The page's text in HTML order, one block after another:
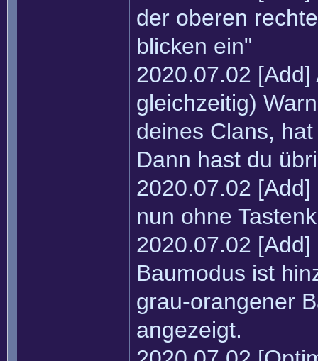
der oberen
blicken ein"
2020.07.02
gleichzeitig)
deines Clans,
Dann hast du
2020.07.02
nun ohne
2020.07.02
Baumodus ist
grau-orangener
angezeigt.